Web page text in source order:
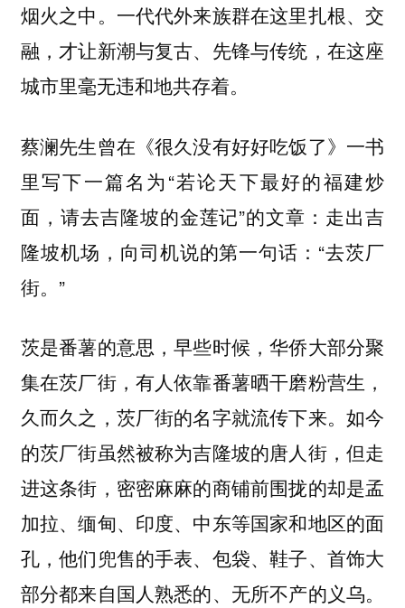
烟火之中。一代代外来族群在这里扎根、交
融，才让新潮与复古、先锋与传统，在这座
城市里毫无违和地共存着。
蔡澜先生曾在《很久没有好好吃饭了》一书
里写下一篇名为“若论天下最好的福建炒
面，请去吉隆坡的金莲记”的文章：走出吉
隆坡机场，向司机说的第一句话：“去茨厂
街。”
茨是番薯的意思，早些时候，华侨大部分聚
集在茨厂街，有人依靠番薯晒干磨粉营生，
久而久之，茨厂街的名字就流传下来。如今
的茨厂街虽然被称为吉隆坡的唐人街，但走
进这条街，密密麻麻的商铺前围拢的却是孟
加拉、缅甸、印度、中东等国家和地区的面
孔，他们兜售的手表、包袋、鞋子、首饰大
部分都来自国人熟悉的、无所不产的义乌。